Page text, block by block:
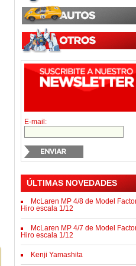
E-mail:
ÚLTIMAS NOVEDADES
McLaren MP 4/8 de Model
Hiro escala 1/12
McLaren MP 4/7 de Model
Hiro escala 1/12
Kenji Yamashita